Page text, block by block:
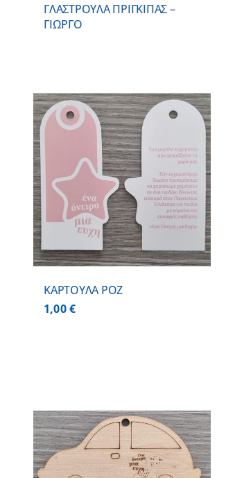
ΓΛΑΣΤΡΟΥΛΑ ΠΡΙΓΚΙΠΑΣ –
ΓΙΩΡΓΟ
ΚΑΡΤΟΥΛΑ ΡΟΖ
1,00€
ΠΡΟΣΘΗΚΗ ΣΤΟ ΚΑΛΑΘΙ
ΛΕΠΤΟΜΕΡΕΙΕΣ
ΠΡΟΣΘΗΚΗ ΣΤΟ ΚΑΛΑΘΙ
ΛΕΠΤΟΜΕΡΕΙΕΣ